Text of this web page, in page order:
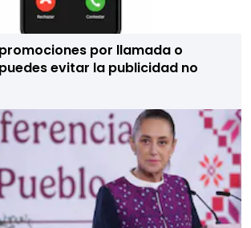
por llamada o
evitar la publicidad no